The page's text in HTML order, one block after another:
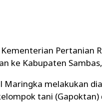
Pertanian
ke Kabupaten
Maringka melakukan
tani (Gapoktan)